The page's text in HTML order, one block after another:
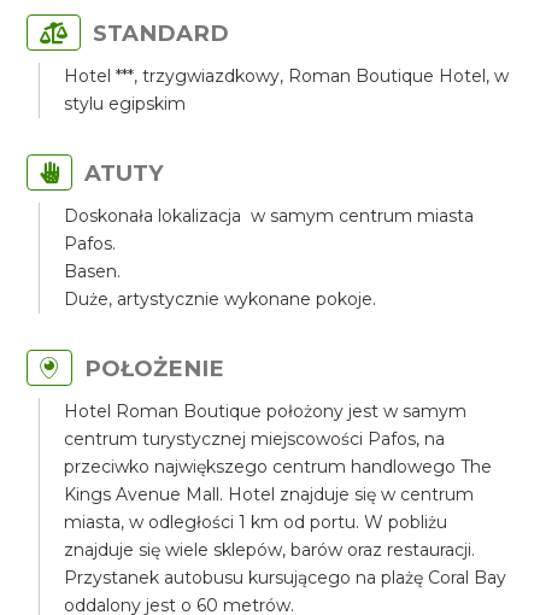
STANDARD
Hotel ***, trzygwiazdkowy, Roman Boutique Hotel, w
stylu egipskim
ATUTY
Doskonała lokalizacja w samym centrum miasta
Pafos.
Basen.
Duże, artystycznie wykonane pokoje.
POŁOŻENIE
Hotel Roman Boutique położony jest w samym
centrum turystycznej miejscowości Pafos, na
przeciwko największego centrum handlowego The
Kings Avenue Mall. Hotel znajduje się w centrum
miasta, w odległości 1 km od portu. W pobliżu
znajduje się wiele sklepów, barów oraz restauracji.
Przystanek autobusu kursującego na plażę Coral Bay
oddalony jest o 60 metrów.